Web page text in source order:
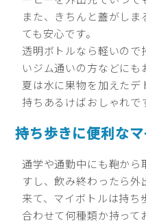
また、きちんと蓋がし
ても安心です。
透明ボトルなら軽いの
いジム通いの方などにも
夏は水に果物を加えた
持ちあるけばおしゃれで
持ち歩きに便利な
通学や通勤中にも鞄から
すし、飲み終わったら
来て、マイボトルは持ち
合わせて何種類か持って